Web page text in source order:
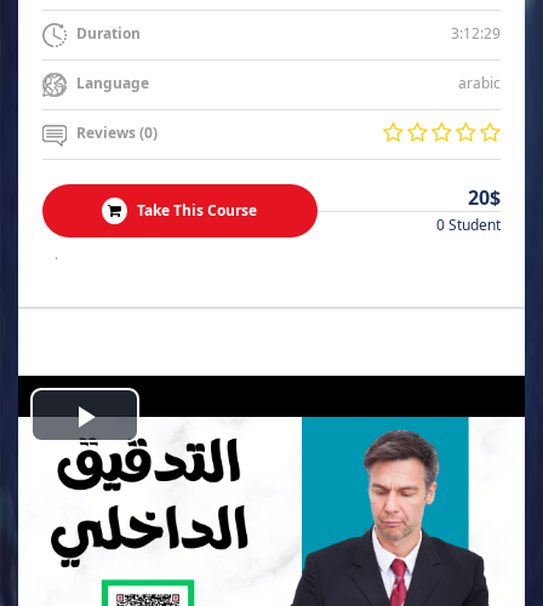
Duration 3:12:29
Language arabic
Reviews (0)
Take This Course 20$
0 Student
.
Play
Video